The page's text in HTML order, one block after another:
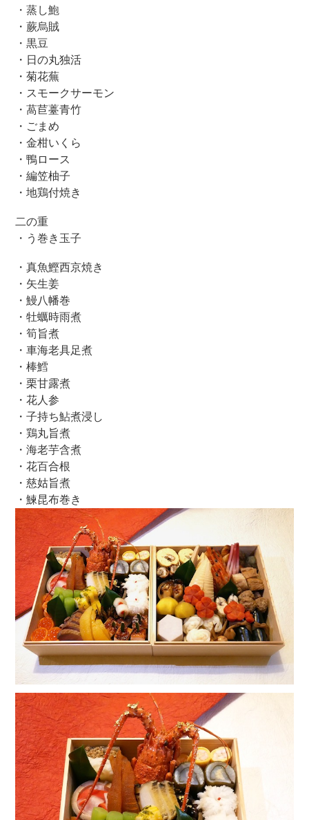
・蒸し鮑
・蕨烏賊
・黒豆
・日の丸独活
・菊花蕪
・スモークサーモン
・萵苣薹青竹
・ごまめ
・金柑いくら
・鴨ロース
・編笠柚子
・地鶏付焼き
二の重
・う巻き玉子
・真魚鰹西京焼き
・矢生姜
・鰻八幡巻
・牡蠣時雨煮
・筍旨煮
・車海老具足煮
・棒鱈
・栗甘露煮
・花人参
・子持ち鮎煮浸し
・鶏丸旨煮
・海老芋含煮
・花百合根
・慈姑旨煮
・鰊昆布巻き